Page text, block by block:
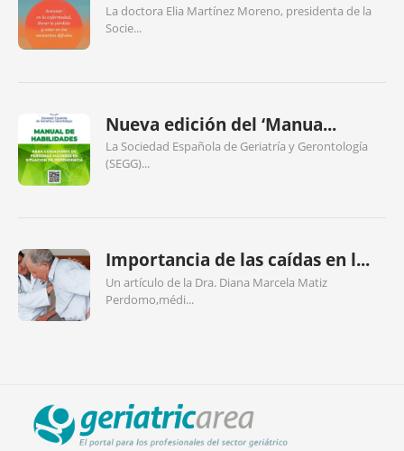
La doctora Elia Martínez Moreno, presidenta de la
Socie...
Nueva edición del ‘Manua...
La Sociedad Española de Geriatría y Gerontología
(SEGG)...
Importancia de las caídas en l...
Un artículo de la Dra. Diana Marcela Matiz
Perdomo,médi...